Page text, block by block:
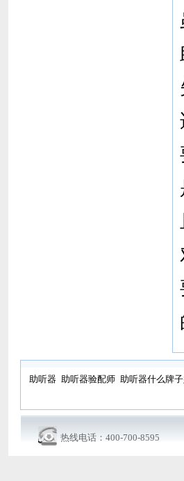
助听器 助听器验配师 助听器什么牌
热线电话：400-700-8595